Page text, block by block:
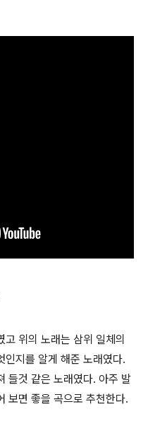
위의 노래는 삼위 일체의
인지를 알게 해준 노래였다.
들것 같은 노래였다. 아주 발
보면 좋을 곡으로 추천한다.